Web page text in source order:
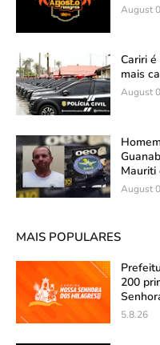
August
Cariri
mais
August
Mauriti
August
MAIS POPULARES
200
5.8.26